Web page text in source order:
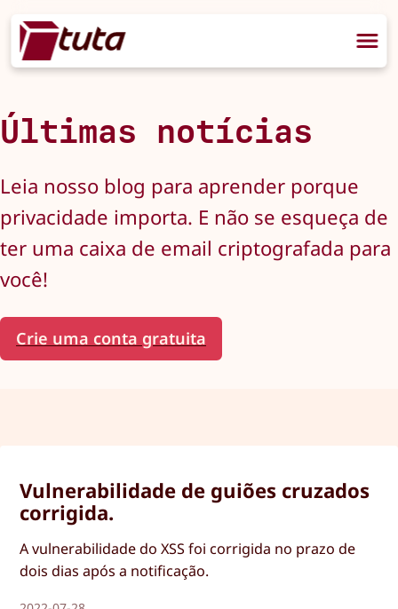
Últimas notícias
Leia nosso blog para aprender porque
privacidade importa. E não se esqueça de
ter uma caixa de email criptografada para
você!
Crie uma conta gratuita
Vulnerabilidade de guiões cruzados
corrigida.
A vulnerabilidade do XSS foi corrigida no prazo de
dois dias após a notificação.